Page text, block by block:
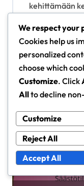
i
o
n
kehittämään
taloudellisen
Related
Taloudellinen
We respect your
Cookies help us
personalized
choose which
Customize. Click
Allto decline
Customize
Reject All
Accept All